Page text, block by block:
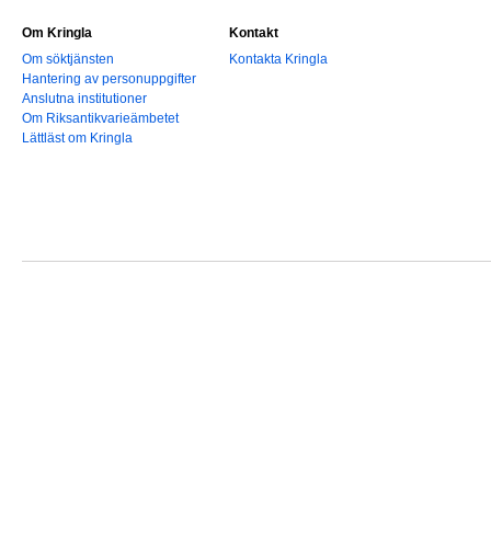
Om Kringla
Om söktjänsten
Hantering av personuppgifter
Anslutna institutioner
Om Riksantikvarieämbetet
Lättläst om Kringla
Kontakt
Kontakta Kringla